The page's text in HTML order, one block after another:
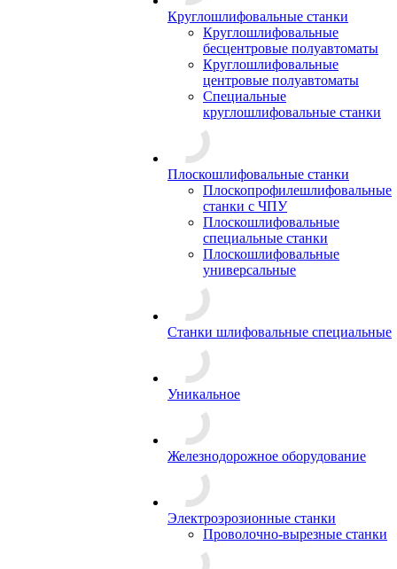
Круглошлифовальные станки
Круглошлифовальные
бесцентровые полуавтоматы
Круглошлифовальные
центровые полуавтоматы
Специальные
круглошлифовальные станки
Плоскошлифовальные станки
Плоскопрофилешлифовальные
станки с ЧПУ
Плоскошлифовальные
специальные станки
Плоскошлифовальные
универсальные
Станки шлифовальные специальные
Уникальное
Железнодорожное оборудование
Электроэрозионные станки
Проволочно-вырезные станки